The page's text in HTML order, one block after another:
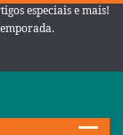
especiais e mais!